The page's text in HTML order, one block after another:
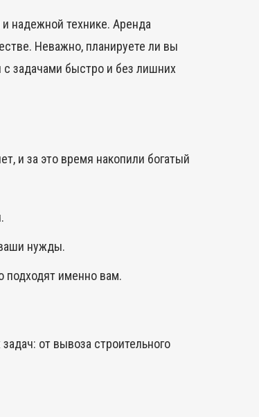
надежной технике. Аренда
Неважно, планируете ли вы
с задачами быстро и без лишних
и за это время накопили богатый
нужды.
подходят именно вам.
от вывоза строительного